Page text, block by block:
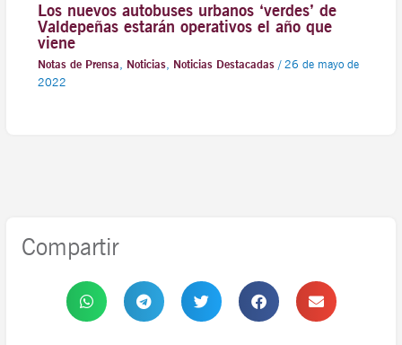
Los nuevos autobuses urbanos ‘verdes’ de
Valdepeñas estarán operativos el año que
viene
Notas de Prensa, Noticias, Noticias Destacadas/ 26 de mayo de
2022
Compartir